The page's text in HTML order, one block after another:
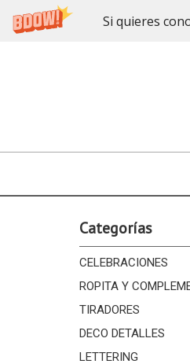
Si quieres
Categorías
CELEBRACIONES
ROPITA Y
TIRADORES
DECO DETALLES
LETTERING